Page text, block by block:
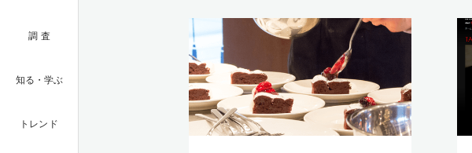
調査
知る・学ぶ
トレンド